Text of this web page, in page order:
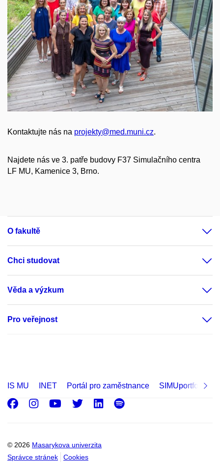
Kontaktujte nás na projekty@med.muni.cz.
Najdete nás ve 3. patře budovy F37 Simulačního centra
LF MU, Kamenice 3, Brno.
O fakultě
Chci studovat
Věda a výzkum
Pro veřejnost
IS MU INET Portál pro zaměstnance SIMUportfolio
© 2026 Masarykova univerzita
Správce stránek
Cookies
Facebook
Instagram
Youtube
Twitter
LinkedIn
Spotify